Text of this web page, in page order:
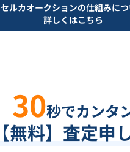
セルカオークションの仕組みに
詳しくはこちら
30秒でカンタ
【無料】査定申